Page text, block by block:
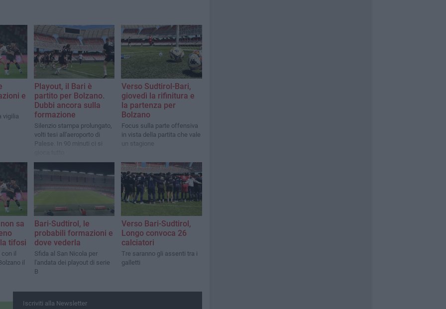
e
vigilia
Playout, il Bari è
partito per Bolzano.
Dubbi ancora sulla
formazione
Silenzio stampa prolungato,
volti tesi all'aeroporto di
Palese. In 90 minuti ci si
Verso Sudtirol-Bari,
giovedì la rifinitura e
la partenza per
Bolzano
Focus sulla parte offensiva
in vista della partita che vale
un stagione
sa
tifosi
il
il
Bari-Sudtirol, le
probabili formazioni e
dove vederla
Sfida al San Nicola per
l'andata dei playout di serie
B
Verso Bari-Sudtirol,
Longo convoca 26
calciatori
Tre saranno gli assenti tra i
galletti
Iscriviti alla Newsletter